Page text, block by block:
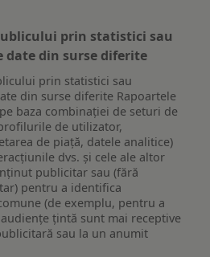
prin statistici sau
date din surse diferite
prin statistici sau
din surse diferite Rapoartele
baza combinației de seturi de
de utilizator,
de piață, datele analitice)
dvs. și cele ale altor
publicitar sau (fără
pentru a identifica
(de exemplu, pentru a
țintă sunt mai receptive
sau la un anumit